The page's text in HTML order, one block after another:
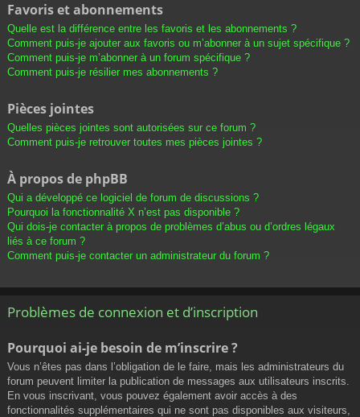
Favoris et abonnements
Quelle est la différence entre les favoris et les abonnements ?
Comment puis-je ajouter aux favoris ou m’abonner à un sujet spécifique ?
Comment puis-je m’abonner à un forum spécifique ?
Comment puis-je résilier mes abonnements ?
Pièces jointes
Quelles pièces jointes sont autorisées sur ce forum ?
Comment puis-je retrouver toutes mes pièces jointes ?
À propos de phpBB
Qui a développé ce logiciel de forum de discussions ?
Pourquoi la fonctionnalité X n’est pas disponible ?
Qui dois-je contacter à propos de problèmes d’abus ou d’ordres légaux
liés à ce forum ?
Comment puis-je contacter un administrateur du forum ?
Problèmes de connexion et d’inscription
Pourquoi ai-je besoin de m’inscrire ?
Vous n’êtes pas dans l’obligation de le faire, mais les administrateurs du
forum peuvent limiter la publication de messages aux utilisateurs inscrits.
En vous inscrivant, vous pouvez également avoir accès à des
fonctionnalités supplémentaires qui ne sont pas disponibles aux visiteurs,